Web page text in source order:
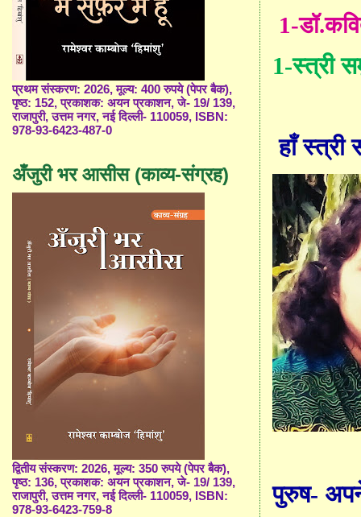
1-
1-स्त्री
हाँ स्त्री
पुरुष-
प्रथम संस्करण: 2026, मूल्य: 400 रुपये (पेपर बैक),
पृष्ठ: 152, प्रकाशक: अयन प्रकाशन, जे- 19/ 139,
राजापुरी, उत्तम नगर, नई दिल्ली- 110059, ISBN:
978-93-6423-487-0
अँजुरी भर आसीस (काव्य-संग्रह)
द्वितीय संस्करण: 2026, मूल्य: 350 रुपये (पेपर बैक),
पृष्ठ: 136, प्रकाशक: अयन प्रकाशन, जे- 19/ 139,
राजापुरी, उत्तम नगर, नई दिल्ली- 110059, ISBN:
978-93-6423-759-8